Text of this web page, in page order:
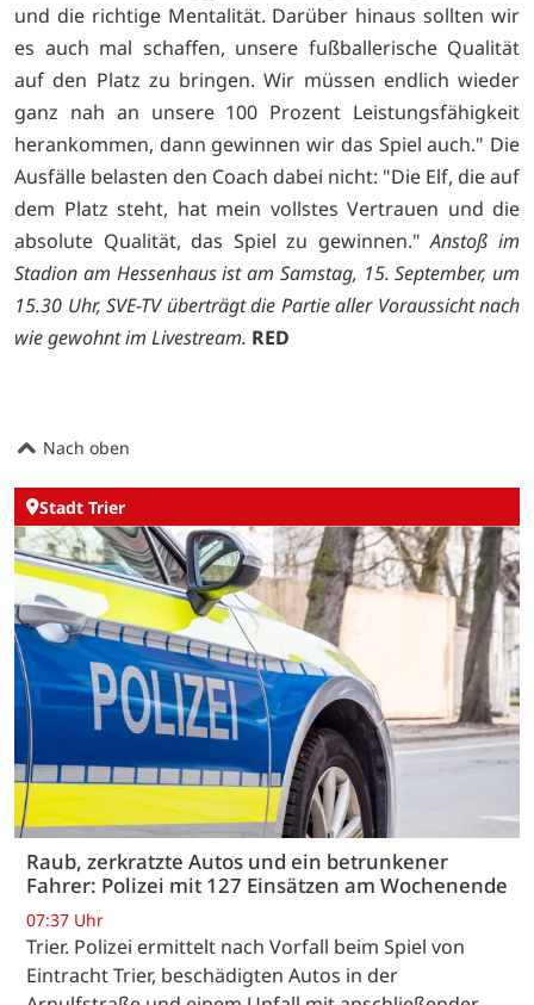
und die richtige Mentalität. Darüber hinaus sollten wir
es auch mal schaffen, unsere fußballerische Qualität
auf den Platz zu bringen. Wir müssen endlich wieder
ganz nah an unsere 100 Prozent Leistungsfähigkeit
herankommen, dann gewinnen wir das Spiel auch." Die
Ausfälle belasten den Coach dabei nicht: "Die Elf, die auf
dem Platz steht, hat mein vollstes Vertrauen und die
absolute Qualität, das Spiel zu gewinnen."Anstoß im
Stadion am Hessenhaus ist am Samstag, 15. September, um
15.30 Uhr, SVE-TV überträgt die Partie aller Voraussicht nach
wie gewohnt im Livestream. RED
Nach oben
Stadt Trier
Raub, zerkratzte Autos und ein betrunkener
Fahrer: Polizei mit 127 Einsätzen am Wochenende
07:37 Uhr
Trier. Polizei ermittelt nach Vorfall beim Spiel von
Eintracht Trier, beschädigten Autos in der